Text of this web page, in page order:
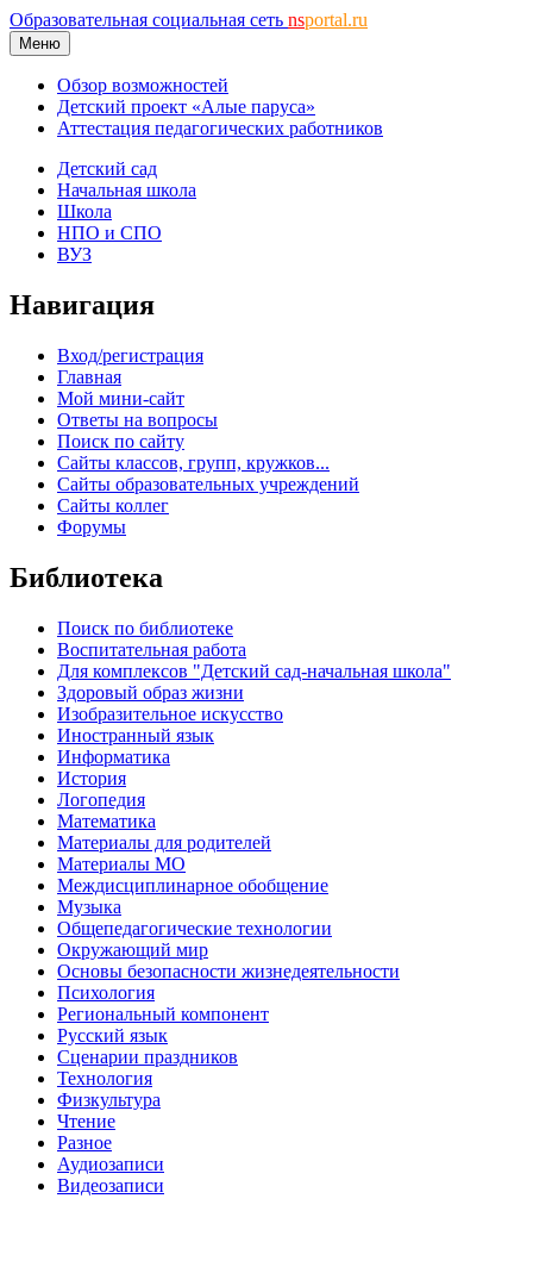
Образовательная социальная сеть nsportal.ru
Меню
Обзор возможностей
Детский проект «Алые паруса»
Аттестация педагогических работников
Детский сад
Начальная школа
Школа
НПО и СПО
ВУЗ
Навигация
Вход/регистрация
Главная
Мой мини-сайт
Ответы на вопросы
Поиск по сайту
Сайты классов, групп, кружков...
Сайты образовательных учреждений
Сайты коллег
Форумы
Библиотека
Поиск по библиотеке
Воспитательная работа
Для комплексов "Детский сад-начальная школа"
Здоровый образ жизни
Изобразительное искусство
Иностранный язык
Информатика
История
Логопедия
Математика
Материалы для родителей
Материалы МО
Междисциплинарное обобщение
Музыка
Общепедагогические технологии
Окружающий мир
Основы безопасности жизнедеятельности
Психология
Региональный компонент
Русский язык
Сценарии праздников
Технология
Физкультура
Чтение
Разное
Аудиозаписи
Видеозаписи